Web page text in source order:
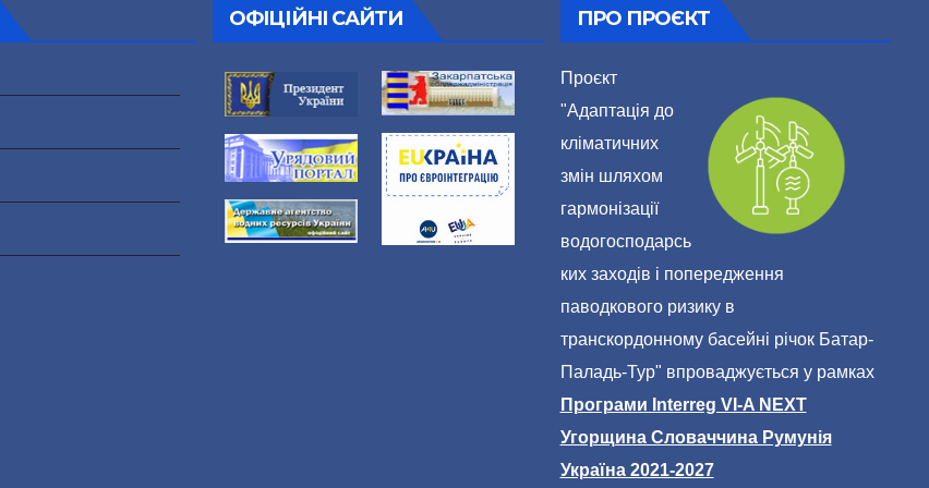
ОФІЦІЙНІ САЙТИ ПРО ПРОЄКТ
Проєкт
"Адаптація до
кліматичних
змін шляхом
гармонізації
водогосподарсь
ких заходів і попередження
паводкового ризику в
транскордонному басейні річок Батар-
Паладь-Тур" впроваджується у рамках
Програми Interreg VI-A NEXT
Угорщина Словаччина Румунія
Україна 2021-2027